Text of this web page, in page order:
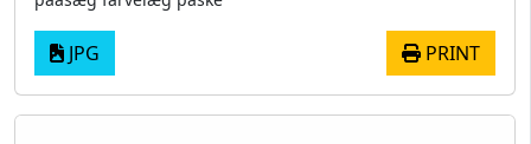
JPG PRINT